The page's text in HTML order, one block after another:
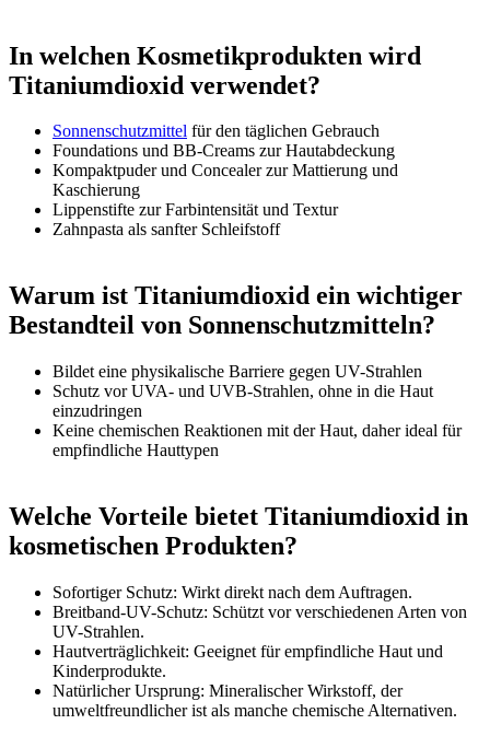
In welchen Kosmetikprodukten wird
Titaniumdioxid verwendet?
Sonnenschutzmittel für den täglichen Gebrauch
Foundations und BB-Creams zur Hautabdeckung
Kompaktpuder und Concealer zur Mattierung und
Kaschierung
Lippenstifte zur Farbintensität und Textur
Zahnpasta als sanfter Schleifstoff
Warum ist Titaniumdioxid ein wichtiger
Bestandteil von Sonnenschutzmitteln?
Bildet eine physikalische Barriere gegen UV-Strahlen
Schutz vor UVA- und UVB-Strahlen, ohne in die Haut
einzudringen
Keine chemischen Reaktionen mit der Haut, daher ideal für
empfindliche Hauttypen
Welche Vorteile bietet Titaniumdioxid in
kosmetischen Produkten?
Sofortiger Schutz: Wirkt direkt nach dem Auftragen.
Breitband-UV-Schutz: Schützt vor verschiedenen Arten von
UV-Strahlen.
Hautverträglichkeit: Geeignet für empfindliche Haut und
Kinderprodukte.
Natürlicher Ursprung: Mineralischer Wirkstoff, der
umweltfreundlicher ist als manche chemische Alternativen.